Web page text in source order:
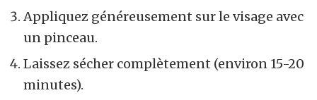
Appliquez généreusement sur le visage avec
un pinceau.
Laissez sécher complètement (environ 15-20
minutes).